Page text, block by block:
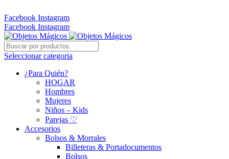
Facebook Instagram
Facebook Instagram
Seleccionar categoria
¿Para Quién?
HOGAR
Hombres
Mujeres
Niños – Kids
Parejas ♡
Accesorios
Bolsos & Morrales
Billeteras & Portadocumentos
Bolsos